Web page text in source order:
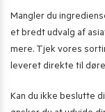
Mangler du
et bredt udvalg af
mere. Tjek vores
leveret direkte til
Kan du ikke beslutte